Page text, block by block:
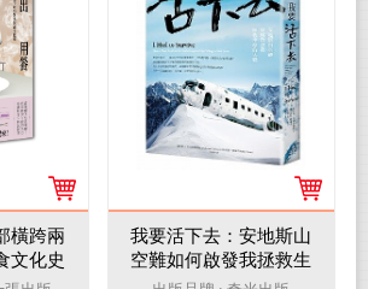
橫跨兩
文化史
我要活下去：安地斯山
空難如何啟發我拯救生
命的天職